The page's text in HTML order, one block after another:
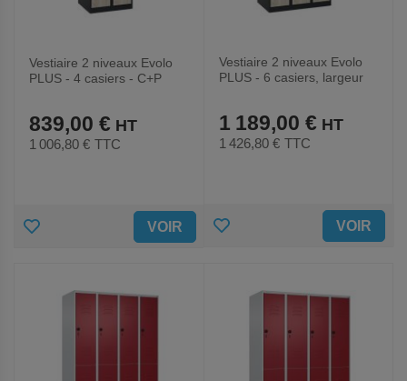
Vestiaire 2 niveaux Evolo
PLUS - 4 casiers - C+P
839,00 €
1 006,80 € TTC
AJOUTER
FAVORIS
VOIR
Vestiaire 2 niveaux Evolo
PLUS - 6 casiers, largeur
1 189,00 €
1 426,80 € TTC
AJOUTER
FAVORIS
VOIR